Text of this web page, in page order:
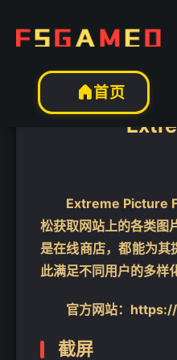
首页
福神网-专注分享最实用
Extreme Picture
松获取网站上的各类图
是在线商店，都能为
此满足不同用户的多样
官方网站：
截屏